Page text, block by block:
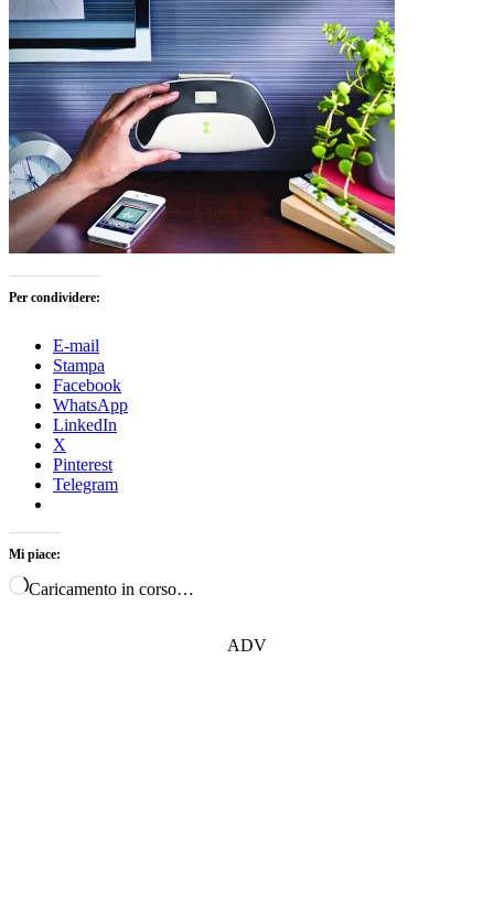
Per condividere:
E-mail
Stampa
Facebook
WhatsApp
LinkedIn
X
Pinterest
Telegram
Mi piace:
Caricamento in corso…
ADV